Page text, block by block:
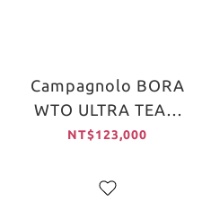
Campagnolo BORA
WTO ULTRA TEAM
EDITION
NT$123,000